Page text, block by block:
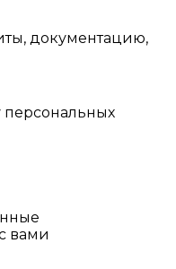
документацию,
персональных
вами